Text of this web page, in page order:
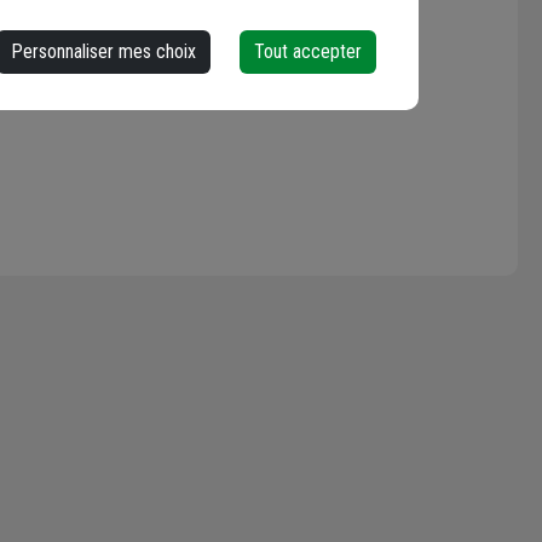
Personnaliser mes choix Tout accepter